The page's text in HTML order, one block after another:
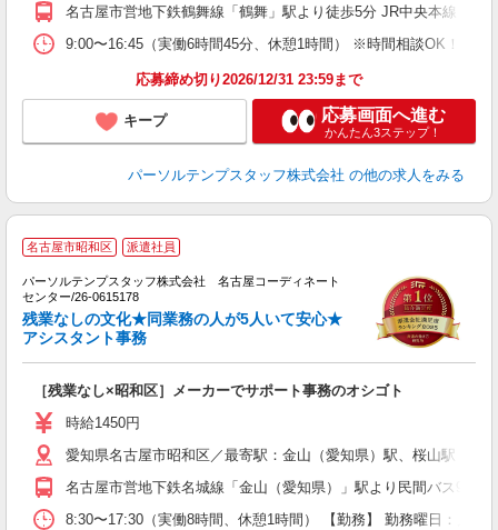
名古屋市営地下鉄鶴舞線「鶴舞」駅より徒歩5分 JR中央本線（名
9:00〜16:45（実働6時間45分、休憩1時間） ※時間相談OK！ ●
応募締め切り2026/12/31 23:59まで
キープ 応募画面へ進む
かんたん3ステップ！
パーソルテンプスタッフ株式会社 の他の求人をみる
名古屋市昭和区 派遣社員
パーソルテンプスタッフ株式会社 名古屋コーディネート
センター/26-0615178
残業なしの文化★同業務の人が5人いて安心★
アシスタント事務
［残業なし×昭和区］メーカーでサポート事務のオシゴト
時給1450円
愛知県名古屋市昭和区／最寄駅：金山（愛知県）駅、桜山駅 ●
名古屋市営地下鉄名城線「金山（愛知県）」駅より民間バス9分
8:30〜17:30（実働8時間、休憩1時間） 【勤務】 勤務曜日：月